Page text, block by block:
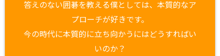
答えのない囲碁を教える僕としては、本質的なア
プローチが好きです。
今の時代に本質的に立ち向かうにはどうすればい
いのか？